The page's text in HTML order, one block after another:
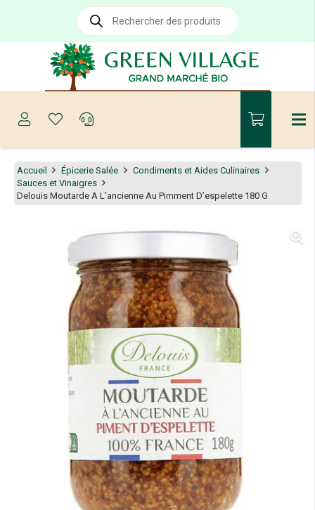
Recherche
produits
Accueil Épicerie Salée
Condiments et Aides Culinaires
Sauces et Vinaigres
Delouis Moutarde A L’ancienne Au Pimment D’espelette 180 G